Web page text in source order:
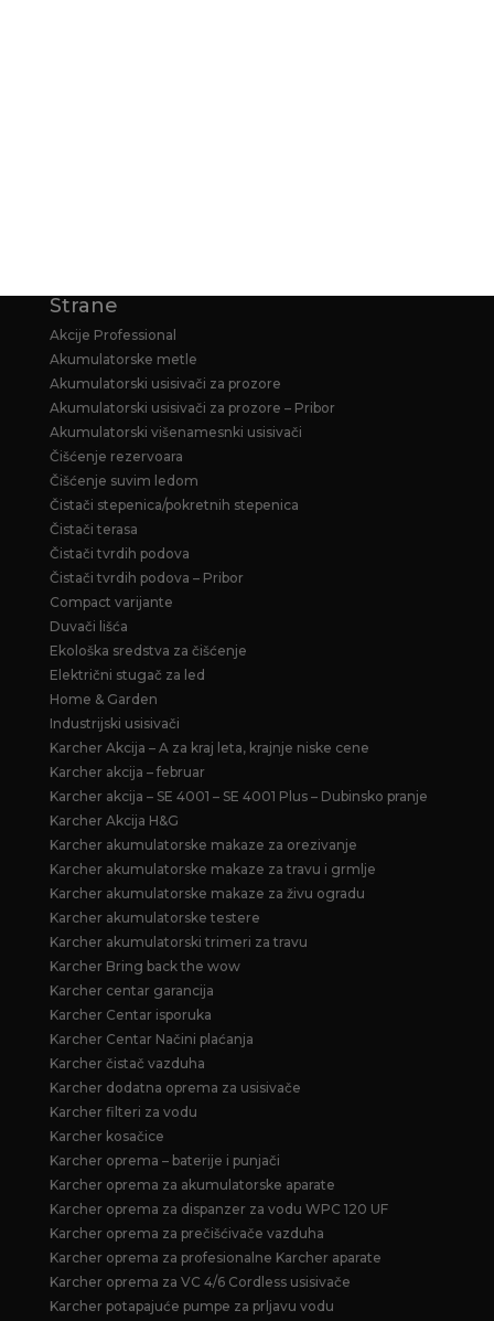
Strane
Akcije Professional
Akumulatorske metle
Akumulatorski usisivači za prozore
Akumulatorski usisivači za prozore – Pribor
Akumulatorski višenamesnki usisivači
Čišćenje rezervoara
Čišćenje suvim ledom
Čistači stepenica/pokretnih stepenica
Čistači terasa
Čistači tvrdih podova
Čistači tvrdih podova – Pribor
Compact varijante
Duvači lišća
Ekološka sredstva za čišćenje
Električni stugač za led
Home & Garden
Industrijski usisivači
Karcher Akcija – A za kraj leta, krajnje niske cene
Karcher akcija – februar
Karcher akcija – SE 4001 – SE 4001 Plus – Dubinsko pranje
Karcher Akcija H&G
Karcher akumulatorske makaze za orezivanje
Karcher akumulatorske makaze za travu i grmlje
Karcher akumulatorske makaze za živu ogradu
Karcher akumulatorske testere
Karcher akumulatorski trimeri za travu
Karcher Bring back the wow
Karcher centar garancija
Karcher Centar isporuka
Karcher Centar Načini plaćanja
Karcher čistač vazduha
Karcher dodatna oprema za usisivače
Karcher filteri za vodu
Karcher kosačice
Karcher oprema – baterije i punjači
Karcher oprema za akumulatorske aparate
Karcher oprema za dispanzer za vodu WPC 120 UF
Karcher oprema za prečišćivače vazduha
Karcher oprema za profesionalne Karcher aparate
Karcher oprema za VC 4/6 Cordless usisivače
Karcher potapajuće pumpe za prljavu vodu